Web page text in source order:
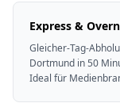
Express &
Gleicher-Tag-
Dortmund in 50
Ideal für